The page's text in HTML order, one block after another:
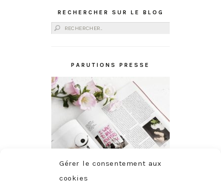
Gérer le consentement aux
cookies
RECHERCHER SUR LE BLOG
Rechercher :
PARUTIONS PRESSE